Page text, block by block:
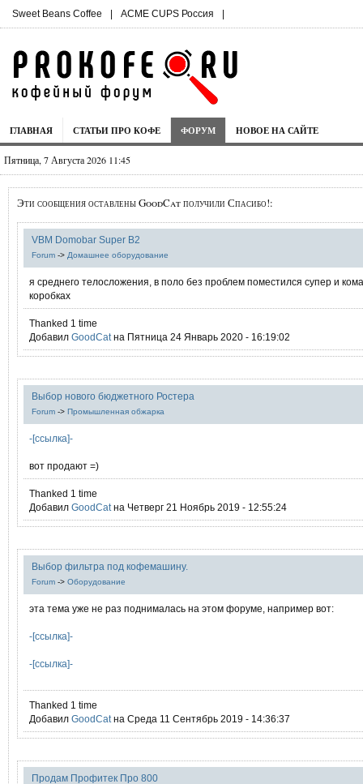
Sweet Beans Coffee | ACME CUPS Россия |
ГЛАВНАЯ СТАТЬИ ПРО КОФЕ ФОРУМ НОВОЕ НА САЙТЕ
Пятница, 7 Августа 2026 11:45
Эти сообщения оставлены GoodCat получили Спасибо!:
VBM Domobar Super B2
Forum -> Домашнее оборудование
я среднего телосложения, в поло без проблем поместился супер и
коробках
Thanked 1 time
Добавил GoodCat на Пятница 24 Январь 2020 - 16:19:02
Выбор нового бюджетного Ростера
Forum -> Промышленная обжарка
-[ссылка]-
вот продают =)
Thanked 1 time
Добавил GoodCat на Четверг 21 Ноябрь 2019 - 12:55:24
Выбор фильтра под кофемашину.
Forum -> Оборудование
эта тема уже не раз поднималась на этом форуме, например вот:
-[ссылка]-
-[ссылка]-
Thanked 1 time
Добавил GoodCat на Среда 11 Сентябрь 2019 - 14:36:37
Продам Профитек Про 800